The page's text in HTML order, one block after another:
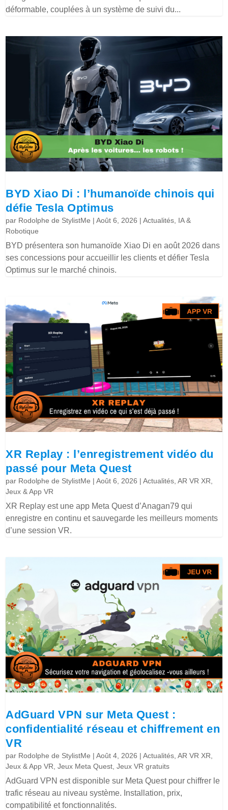
déformable, couplées à un système de suivi du...
BYD Xiao Di : l’humanoïde chinois qui
défie Tesla Optimus
par Rodolphe de StylistMe |Août 6, 2026 |Actualités IA &
Robotique
BYD présentera son humanoïde Xiao Di en août 2026 dans
ses concessions pour accueillir les clients et défier Tesla
Optimus sur le marché chinois.
XR Replay : l’enregistrement vidéo du
passé pour Meta Quest
par Rodolphe de StylistMe |Août 6, 2026 |Actualités ,AR VR XR
Jeux & App VR
XR Replay est une app Meta Quest d’Anagan79 qui
enregistre en continu et sauvegarde les meilleurs moments
d’une session VR.
AdGuard VPN sur Meta Quest :
confidentialité réseau et chiffrement en
VR
par Rodolphe de StylistMe |Août 4, 2026 |Actualités ,AR VR XR
Jeux & App VR ,Jeux Meta Quest ,Jeux VR gratuits
AdGuard VPN est disponible sur Meta Quest pour chiffrer le
trafic réseau au niveau système. Installation, prix,
compatibilité et fonctionnalités.